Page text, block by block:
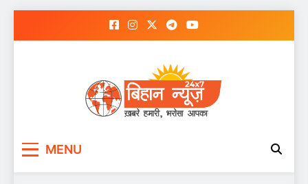
MENU